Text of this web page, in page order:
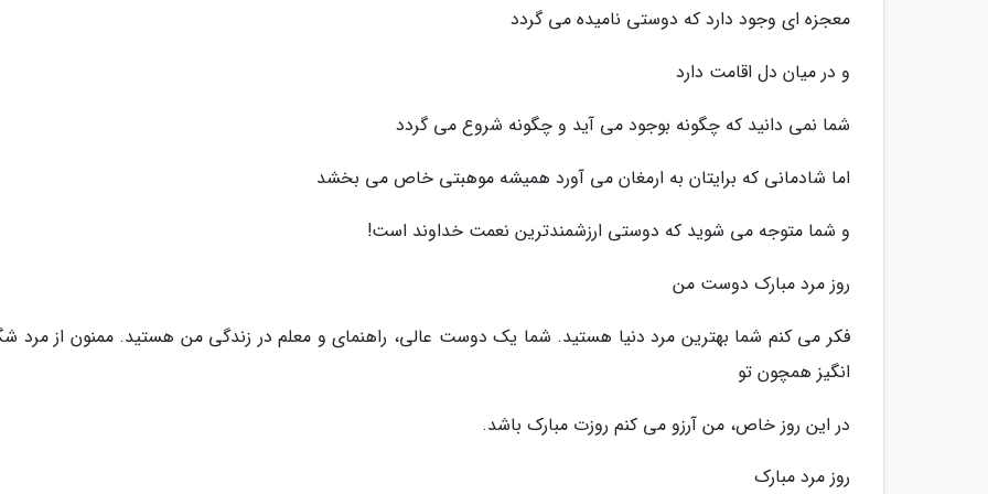
معجزه ای وجود دارد که دوستی نامیده می گردد
و در میان دل اقامت دارد
شما نمی دانید که چگونه بوجود می آید و چگونه شروع می گردد
اما شادمانی که برایتان به ارمغان می آورد همیشه موهبتی خاص می بخشد
و شما متوجه می شوید که دوستی ارزشمندترین نعمت خداوند است!
روز مرد مبارک دوست من
فکر می کنم شما بهترین مرد دنیا هستید. شما یک دوست عالی، راهنمای و معلم در زندگی من هستید. ممنون از مرد
انگیز همچون تو
در این روز خاص، من آرزو می کنم روزت مبارک باشد.
روز مرد مبارک